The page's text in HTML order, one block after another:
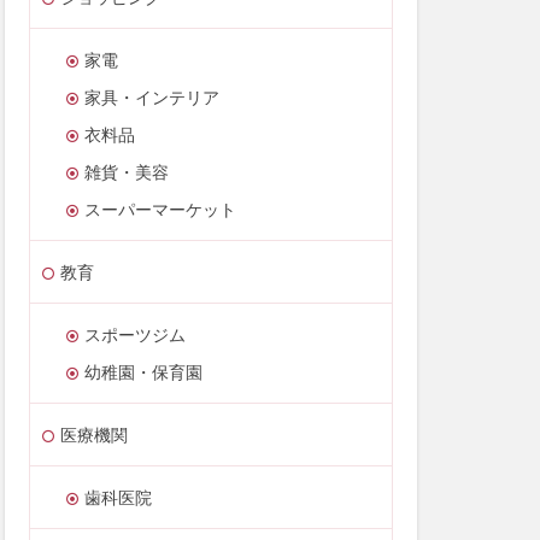
家電
家具・インテリア
衣料品
雑貨・美容
スーパーマーケット
教育
スポーツジム
幼稚園・保育園
医療機関
歯科医院